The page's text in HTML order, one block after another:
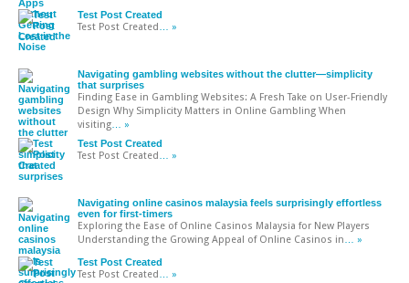
Test Post Created
Test Post Created … »
Navigating gambling websites without the clutter—simplicity
that surprises
Finding Ease in Gambling Websites: A Fresh Take on User-Friendly
Design Why Simplicity Matters in Online Gambling When
visiting… »
Test Post Created
Test Post Created … »
Navigating online casinos malaysia feels surprisingly effortless
even for first-timers
Exploring the Ease of Online Casinos Malaysia for New Players
Understanding the Growing Appeal of Online Casinos in… »
Test Post Created
Test Post Created … »